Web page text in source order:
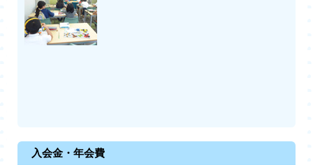
入会金・年会費